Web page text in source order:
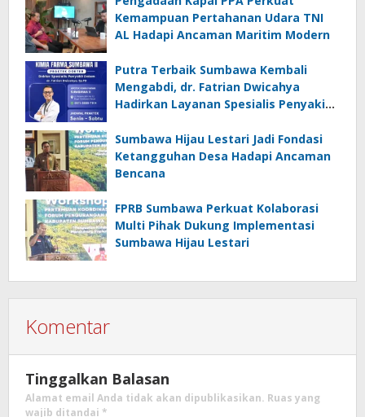
Kemampuan Pertahanan Udara TNI
AL Hadapi Ancaman Maritim Modern
Putra Terbaik Sumbawa Kembali
Mengabdi, dr. Fatrian Dwicahya
Hadirkan Layanan Spesialis Penyakit
Sumbawa Hijau Lestari Jadi Fondasi
Ketangguhan Desa Hadapi Ancaman
Bencana
FPRB Sumbawa Perkuat Kolaborasi
Multi Pihak Dukung Implementasi
Sumbawa Hijau Lestari
Komentar
Tinggalkan Balasan
Alamat email Anda tidak akan dipublikasikan. Ruas yang
wajib ditandai *